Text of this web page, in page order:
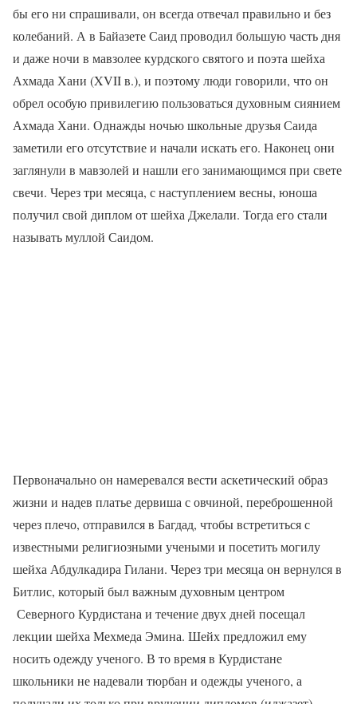
бы его ни спрашивали, он всегда отвечал правильно и без
колебаний. А в Байазете Саид проводил большую часть дня
и даже ночи в мавзолее курдского святого и поэта шейха
Ахмада Хани (XVIIв.), и поэтому люди говорили, что он
обрел особую привилегию пользоваться духовным сиянием
Ахмада Хани. Однажды ночью школьные друзья Саида
заметили его отсутствие и начали искать его. Наконец они
заглянули в мавзолей и нашли его занимающимся при свете
свечи. Через три месяца, с наступлением весны, юноша
получил свой диплом от шейха Джелали. Тогда его стали
называть муллой Саидом.
Первоначально он намеревался вести аскетический образ
жизни и надев платье дервиша с овчиной, переброшенной
через плечо, отправился в Багдад, чтобы встретиться с
известными религиозными учеными и посетить могилу
шейха Абдулкадира Гилани. Через три месяца он вернулся в
Битлис, который был важным духовным центром
Северного Курдистана и течение двух дней посещал
лекции шейха Мехмеда Эмина. Шейх предложил ему
носить одежду ученого. В то время в Курдистане
школьники не надевали тюрбан и одежды ученого, а